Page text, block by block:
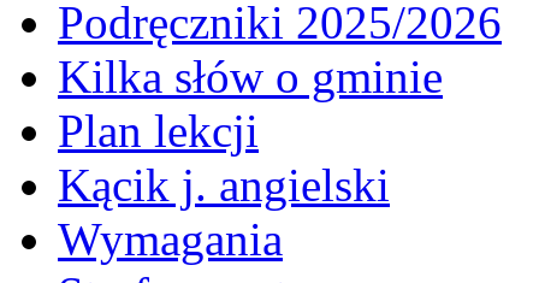
Podręczniki 2025/2026
Kilka słów o gminie
Plan lekcji
Kącik j. angielski
Wymagania